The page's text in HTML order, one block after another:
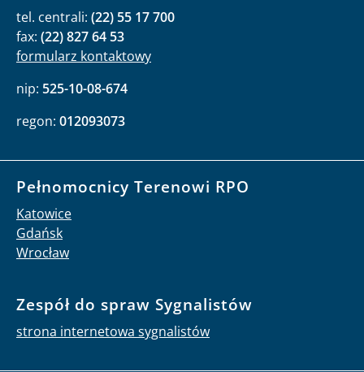
tel. centrali: (22) 55 17 700
fax: (22) 827 64 53
formularz kontaktowy
nip: 525-10-08-674
regon: 012093073
Pełnomocnicy Terenowi RPO
Katowice
Gdańsk
Wrocław
Zespół do spraw Sygnalistów
strona internetowa sygnalistów